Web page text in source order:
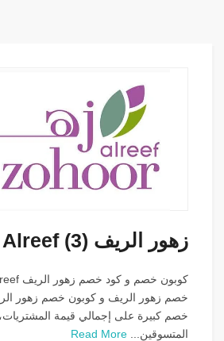
زهور الريف Zohoor Alreef (3)
خصم زهور الريف و كوبون خصم زهور
خصم كبيرة على إجمالي قيمة
المتسوقين... Read More